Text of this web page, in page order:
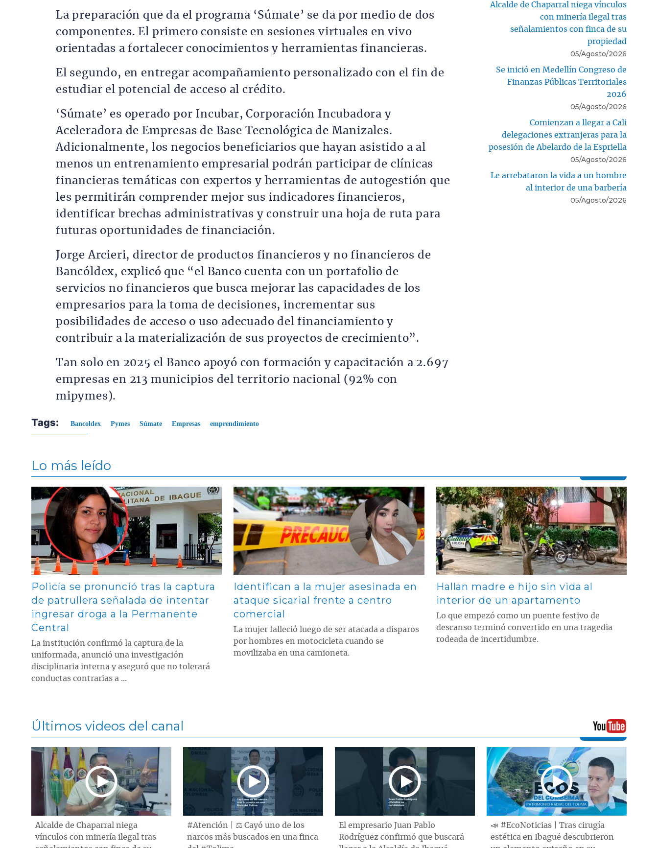
La preparación que da el programa ‘Súmate’ se da por medio de dos
componentes. El primero consiste en sesiones virtuales en vivo
orientadas a fortalecer conocimientos y herramientas financieras.
El segundo, en entregar acompañamiento personalizado con el fin de
estudiar el potencial de acceso al crédito.
‘Súmate’ es operado por Incubar, Corporación Incubadora y
Aceleradora de Empresas de Base Tecnológica de Manizales.
Adicionalmente, los negocios beneficiarios que hayan asistido a al
menos un entrenamiento empresarial podrán participar de clínicas
financieras temáticas con expertos y herramientas de autogestión que
les permitirán comprender mejor sus indicadores financieros,
identificar brechas administrativas y construir una hoja de ruta para
futuras oportunidades de financiación.
Jorge Arcieri, director de productos financieros y no financieros de
Bancóldex, explicó que “el Banco cuenta con un portafolio de
servicios no financieros que busca mejorar las capacidades de los
empresarios para la toma de decisiones, incrementar sus
posibilidades de acceso o uso adecuado del financiamiento y
contribuir a la materialización de sus proyectos de crecimiento”.
Tan solo en 2025 el Banco apoyó con formación y capacitación a 2.697
empresas en 213 municipios del territorio nacional (92% con
mipymes).
Alcalde de Chaparral niega vínculos
con minería ilegal tras
señalamientos con finca de su
propiedad
05/Agosto/2026
Se inició en Medellín Congreso de
Finanzas Públicas Territoriales
2026
05/Agosto/2026
Comienzan a llegar a Cali
delegaciones extranjeras para la
posesión de Abelardo de la Espriella
05/Agosto/2026
Le arrebataron la vida a un hombre
al interior de una barbería
05/Agosto/2026
Tags: Bancoldex Pymes Súmate Empresas emprendimiento
Lo más leído
Contenido multimedia principal
Policía se pronunció tras la captura
de patrullera señalada de intentar
ingresar droga a la Permanente
Central
La institución confirmó la captura de la
uniformada, anunció una investigación
disciplinaria interna y aseguró que no tolerará
conductas contrarias a ...
Contenido multimedia principal
Identifican a la mujer asesinada en
ataque sicarial frente a centro
comercial
La mujer falleció luego de ser atacada a disparos
por hombres en motocicleta cuando se
movilizaba en una camioneta.
Contenido multimedia principal
Hallan madre e hijo sin vida al
interior de un apartamento
Lo que empezó como un puente festivo de
descanso terminó convertido en una tragedia
rodeada de incertidumbre.
Últimos videos del canal
Alcalde de Chaparral niega
vínculos con minería ilegal tras
#Atención | ⚖️ Cayó uno de los
narcos más buscados en una finca
El empresario Juan Pablo
Rodríguez confirmó que buscará
📣 #EcoNoticias | Tras cirugía
estética en Ibagué descubrieron